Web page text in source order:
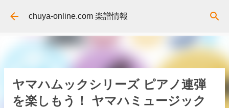
スキップしてメイン コンテンツに移動
chuya-online.com 楽譜情報
ヤマハムックシリーズ ピアノ連弾
を楽しもう！ ヤマハミュージック